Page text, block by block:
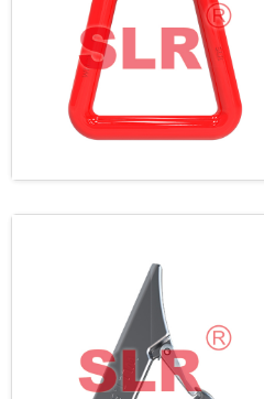
SLR139 吊带三角环
SLR628 重型焊接钩